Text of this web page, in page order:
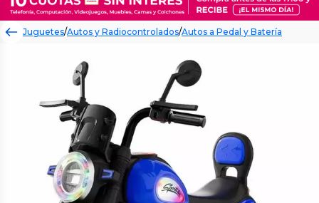
Juguetes/Autos y Radiocontrolados/Autos a Pedal y Batería